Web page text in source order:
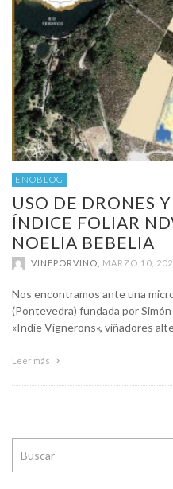
ENOBLOG
USO DE DRONES
ÍNDICE FOLIAR
NOELIA BEBELIA
VINEPORVINO MARZO 10,
Nos encontramos ante una
(Pontevedra) fundada por
«Indie Vignerons«, viñadores
Leer más